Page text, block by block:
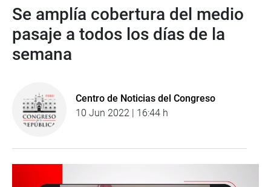
Se amplía cobertura del medio
pasaje a todos los días de la
semana
Centro de Noticias del Congreso
10 Jun 2022 | 16:44 h